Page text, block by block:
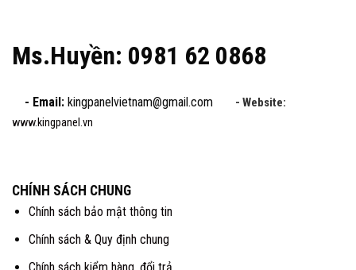
Ms.Huyền: 0981 62 0868
- Email: kingpanelvietnam@gmail.com - Website:
www.kingpanel.vn
CHÍNH SÁCH CHUNG
Chính sách bảo mật thông tin
Chính sách & Quy định chung
Chính sách kiểm hàng, đổi trả